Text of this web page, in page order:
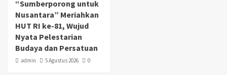
“Sumberporong untuk
Nusantara” Meriahkan
HUT RI ke-81, Wujud
Nyata Pelestarian
Budaya dan Persatuan
admin 5 Agustus 2026 0